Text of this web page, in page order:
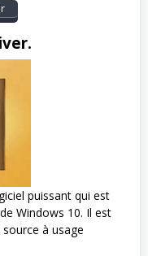
puissant qui est
Windows 10. Il est
à usage